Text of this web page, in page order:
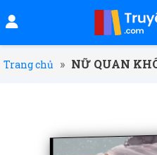
Trang chủ » NỮ QUAN